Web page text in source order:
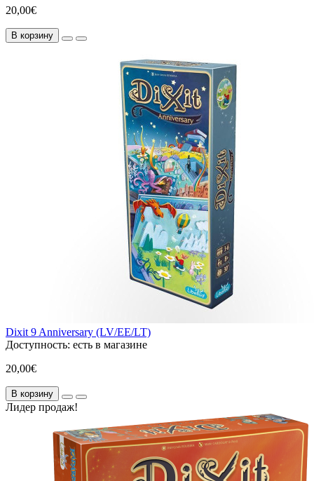
20,00€
В корзину
Dixit 9 Anniversary (LV/EE/LT)
Доступность: есть в магазине
20,00€
В корзину
Лидер продаж!